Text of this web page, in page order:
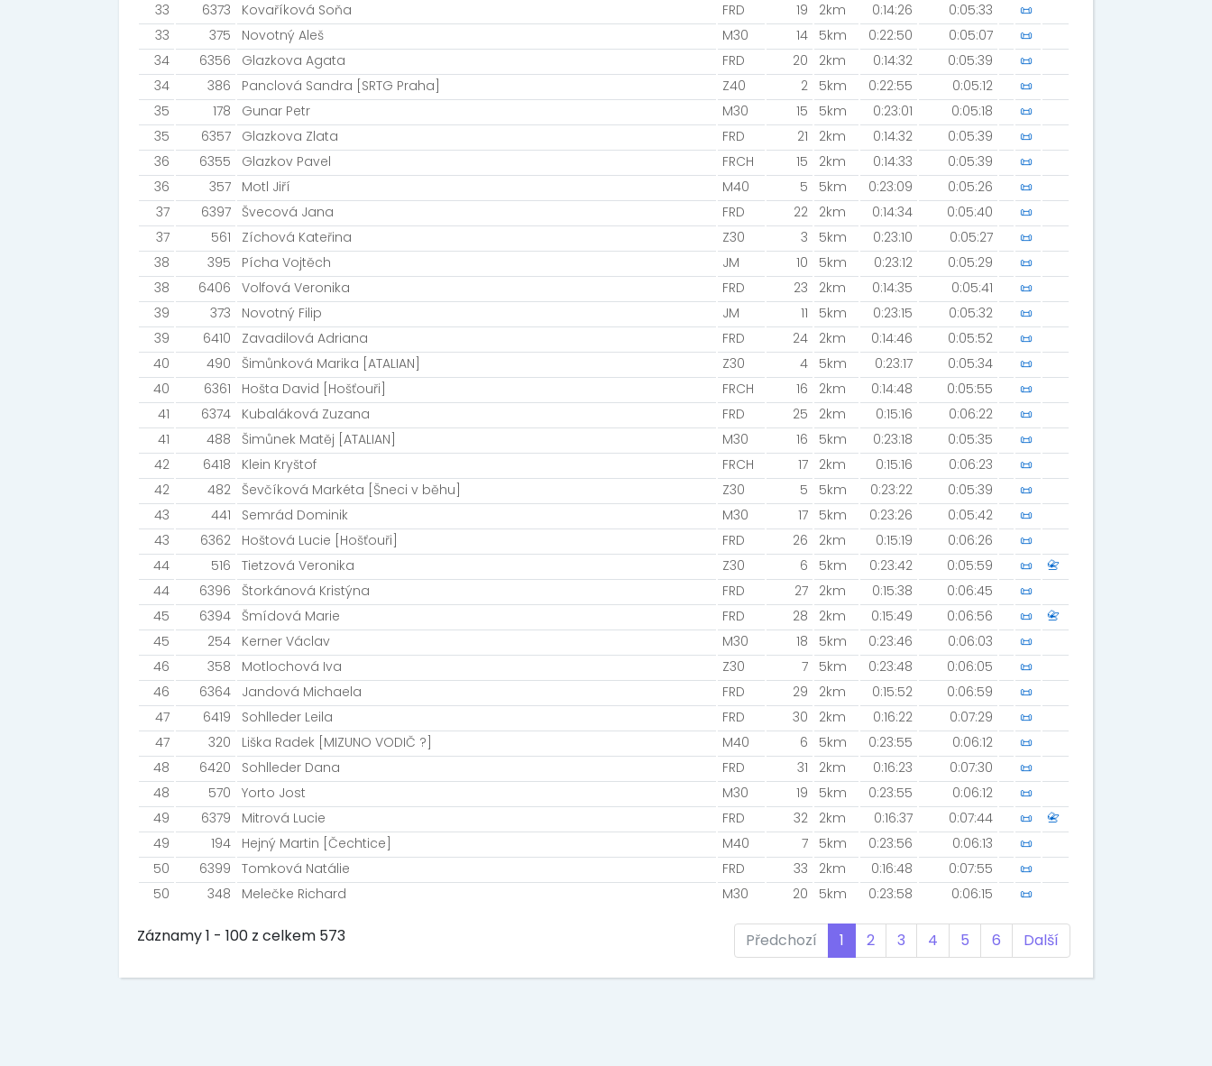
33
6373 Kovaříková Soňa FRD 19 2km 0:14:26 0:05:33
📜
33
375 Novotný Aleš M30 14 5km 0:22:50 0:05:07
📜
34
6356 Glazkova Agata FRD 20 2km 0:14:32 0:05:39
📜
34
386 Panclová Sandra [SRTG Praha] Z40 2 5km 0:22:55 0:05:12
📜
35
178 Gunar Petr M30 15 5km 0:23:01 0:05:18
📜
35
6357 Glazkova Zlata FRD 21 2km 0:14:32 0:05:39
📜
36
6355 Glazkov Pavel FRCH 15 2km 0:14:33 0:05:39
📜
36
357 Motl Jiří M40 5 5km 0:23:09 0:05:26
📜
37
6397 Švecová Jana FRD 22 2km 0:14:34 0:05:40
📜
37
561 Zíchová Kateřina Z30 3 5km 0:23:10 0:05:27
📜
38
395 Pícha Vojtěch JM 10 5km 0:23:12 0:05:29
📜
38
6406 Volfová Veronika FRD 23 2km 0:14:35 0:05:41
📜
39
373 Novotný Filip JM 11 5km 0:23:15 0:05:32
📜
39
6410 Zavadilová Adriana FRD 24 2km 0:14:46 0:05:52
📜
40
490 Šimůnková Marika [ATALIAN] Z30 4 5km 0:23:17 0:05:34
📜
40
6361 Hošta David [Hošťouři] FRCH 16 2km 0:14:48 0:05:55
📜
41
6374 Kubaláková Zuzana FRD 25 2km 0:15:16 0:06:22
📜
41
488 Šimůnek Matěj [ATALIAN] M30 16 5km 0:23:18 0:05:35
📜
42
6418 Klein Kryštof FRCH 17 2km 0:15:16 0:06:23
📜
42
482 Ševčíková Markéta [Šneci v běhu] Z30 5 5km 0:23:22 0:05:39
📜
43
441 Semrád Dominik M30 17 5km 0:23:26 0:05:42
📜
43
6362 Hoštová Lucie [Hošťouři] FRD 26 2km 0:15:19 0:06:26
📜
44
516 Tietzová Veronika Z30 6 5km 0:23:42 0:05:59 📜
📇
44
6396 Štorkánová Kristýna FRD 27 2km 0:15:38 0:06:45
📜
45
6394 Šmídová Marie FRD 28 2km 0:15:49 0:06:56 📜
📇
45
254 Kerner Václav M30 18 5km 0:23:46 0:06:03
📜
46
358 Motlochová Iva Z30 7 5km 0:23:48 0:06:05
📜
46
6364 Jandová Michaela FRD 29 2km 0:15:52 0:06:59
📜
47
6419 Sohlleder Leila FRD 30 2km 0:16:22 0:07:29
📜
47
320 Liška Radek [MIZUNO VODIČ ?] M40 6 5km 0:23:55 0:06:12
📜
48
6420 Sohlleder Dana FRD 31 2km 0:16:23 0:07:30
📜
48
570 Yorto Jost M30 19 5km 0:23:55 0:06:12
📜
49
6379 Mitrová Lucie FRD 32 2km 0:16:37 0:07:44 📜
📇
49
194 Hejný Martin [Čechtice] M40 7 5km 0:23:56 0:06:13
📜
50
6399 Tomková Natálie FRD 33 2km 0:16:48 0:07:55
📜
50
348 Melečke Richard M30 20 5km 0:23:58 0:06:15 📜
Záznamy 1 - 100 z celkem 573 Předchozí 1 2 3 4 5 6 Další